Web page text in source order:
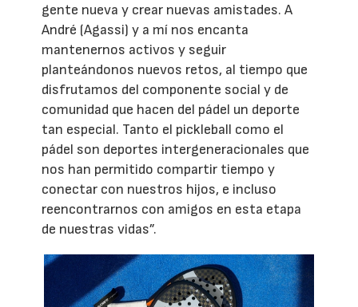
gente nueva y crear nuevas amistades. A
André (Agassi) y a mí nos encanta
mantenernos activos y seguir
planteándonos nuevos retos, al tiempo que
disfrutamos del componente social y de
comunidad que hacen del pádel un deporte
tan especial. Tanto el pickleball como el
pádel son deportes intergeneracionales que
nos han permitido compartir tiempo y
conectar con nuestros hijos, e incluso
reencontrarnos con amigos en esta etapa
de nuestras vidas”.